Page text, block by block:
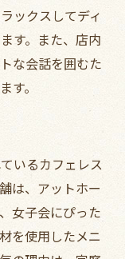
ックスしてディ
す。また、店内
な会話を囲むた
す。
いるカフェレス
は、アットホー
女子会にぴった
を使用したメニ